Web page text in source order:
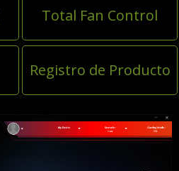
Total Fan Control
Registro de Producto